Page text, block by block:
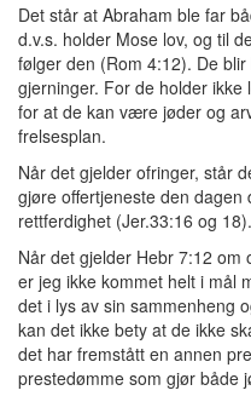
Det står at Abraham ble far
d.v.s. holder Mose lov, og til
følger den (Rom 4:12). De
gjerninger. For de holder
for at de kan være jøder og
frelsesplan.
Når det gjelder ofringer, står
gjøre offertjeneste den
rettferdighet (Jer.33:16 og 18).
Når det gjelder Hebr 7:12 om
er jeg ikke kommet helt i mål
det i lys av sin sammenheng
kan det ikke bety at de ikke
det har fremstått en annen
prestedømme som gjør både